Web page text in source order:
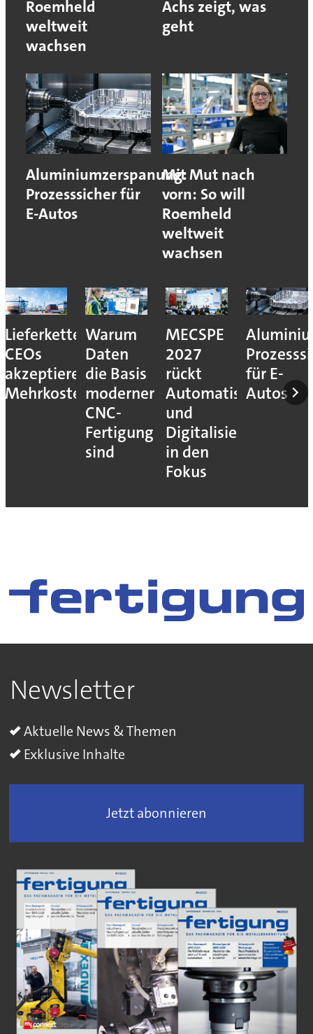
Roemheld
weltweit
wachsen
Achs zeigt, was
geht
Aluminiumzerspanung:
Prozesssicher für
E-Autos
Mit Mut nach
vorn: So will
Roemheld
weltweit
wachsen
Lieferkettenresilienz:
CEOs
akzeptieren
Mehrkosten
Warum
Daten
die Basis
moderner
CNC-
Fertigung
sind
MECSPE
2027
rückt
Automatisierung
und
Digitalisierung
in den
Fokus
für E-
Autos
Newsletter
Aktuelle News & Themen
Exklusive Inhalte
Jetzt abonnieren